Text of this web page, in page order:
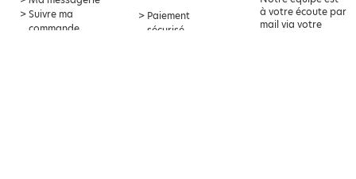
Suivre ma
commande
Paiement
sécurisé
à votre écoute par
mail via votre